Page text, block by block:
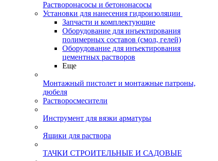
Растворонасосы и бетононасосы
Установки для нанесения гидроизоляции
Запчасти и комплектующие
Оборудование для инъектирования
полимерных составов (смол, гелей)
Оборудование для инъектирования
цементных растворов
Еще
Монтажный пистолет и монтажные патроны,
дюбеля
Растворосмесители
Инструмент для вязки арматуры
Ящики для раствора
ТАЧКИ СТРОИТЕЛЬНЫЕ И САДОВЫЕ